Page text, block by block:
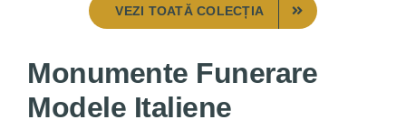
VEZI TOATĂ COLECȚIA
Monumente Funerare
Modele Italiene